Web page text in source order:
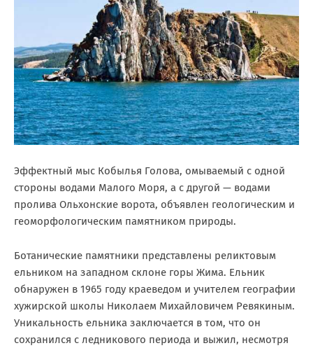
Эффектный мыс Кобылья Голова, омываемый с одной
стороны водами Малого Моря, а с другой — водами
пролива Ольхонские ворота, объявлен геологическим и
геоморфологическим памятником природы.
Ботанические памятники представлены реликтовым
ельником на западном склоне горы Жима. Ельник
обнаружен в 1965 году краеведом и учителем географии
хужирской школы Николаем Михайловичем Ревякиным.
Уникальность ельника заключается в том, что он
сохранился с ледникового периода и выжил, несмотря